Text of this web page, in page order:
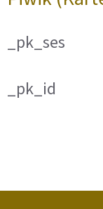
_pk_ses
_pk_id